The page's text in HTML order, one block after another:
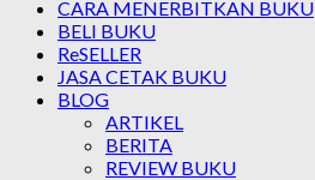
CARA MENERBITKAN BUKU
BELI BUKU
ReSELLER
JASA CETAK BUKU
BLOG
ARTIKEL
BERITA
REVIEW BUKU